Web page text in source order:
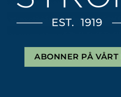
ABONNER PÅ